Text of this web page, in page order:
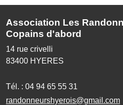
Association Les
Copains d'abord
14 rue crivelli
83400 HYERES
Tél. : 04 94 65 55 31
randonneurshyerois@gmail.com